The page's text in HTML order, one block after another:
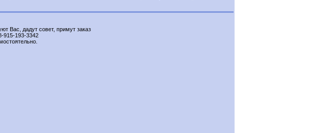
Вас, дадут совет, примут заказ
915-193-3342